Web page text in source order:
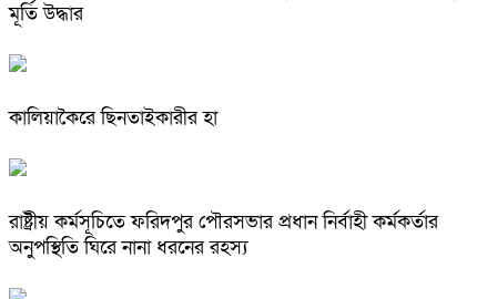
মূর্তি উদ্ধার
কালিয়াকৈরে ছিনতাইকারীর হা
রাষ্ট্রীয় কর্মসূচিতে ফরিদপুর পৌরসভার প্রধান নির্বাহী কর্মকর্তার
অনুপস্থিতি ঘিরে নানা ধরনের রহস্য